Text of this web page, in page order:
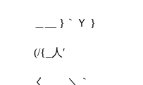
/ ／
＿__ }｀Ｙ }
,′ ＿_
(/{_人′
{l { r=
く ＼｀